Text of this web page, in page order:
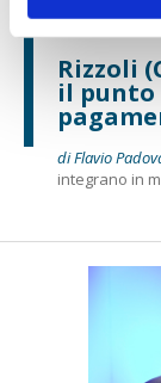
Rizzoli
il punto
di Flavio
integrano in